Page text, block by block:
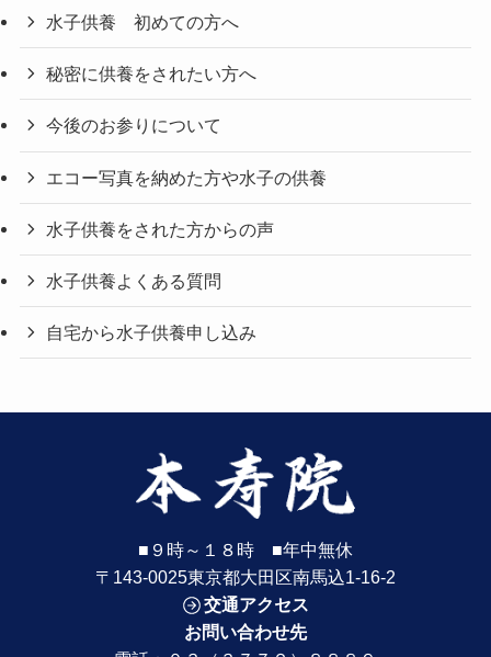
水子供養 初めての方へ
秘密に供養をされたい方へ
今後のお参りについて
エコー写真を納めた方や水子の供養
水子供養をされた方からの声
水子供養よくある質問
自宅から水子供養申し込み
■９時～１８時 ■年中無休
〒143-0025東京都大田区南馬込1-16-2
交通アクセス
お問い合わせ先